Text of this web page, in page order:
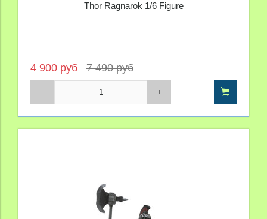
Thor Ragnarok 1/6 Figure
4 900 руб 7 490 руб